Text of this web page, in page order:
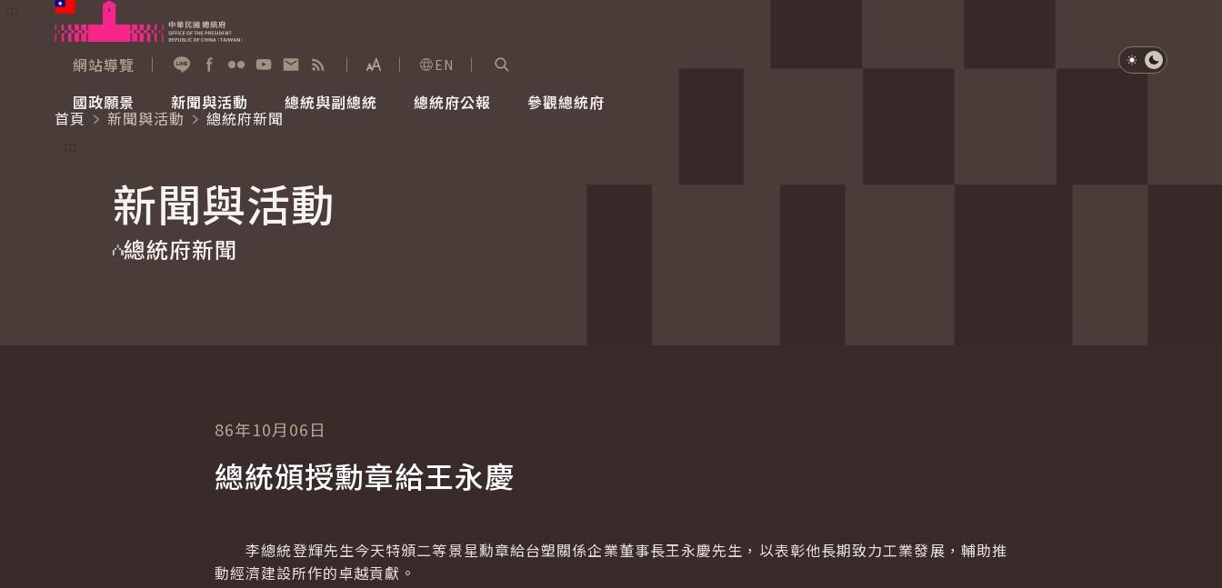
跳到主要內容
網站導覽
展開字級選單
EN
國政願景
國家氣候變遷對策委員會
重要談話
新聞與活動
總統府新聞
影音頻道
總統與副總統
賴清德總統
總統府公報 參觀總統府
參觀資訊
淺色模式
深色模式
首頁
新聞與活動
總統府新聞
新聞與活動
總統府新聞
86年10月06日
總統頒授勳章給王永慶
李總統登輝先生今天特頒二等景星勳章給台塑關係企業董事長王永慶先生，以表彰他長期致力工業發展，輔助推
動經濟建設所作的卓越貢獻。